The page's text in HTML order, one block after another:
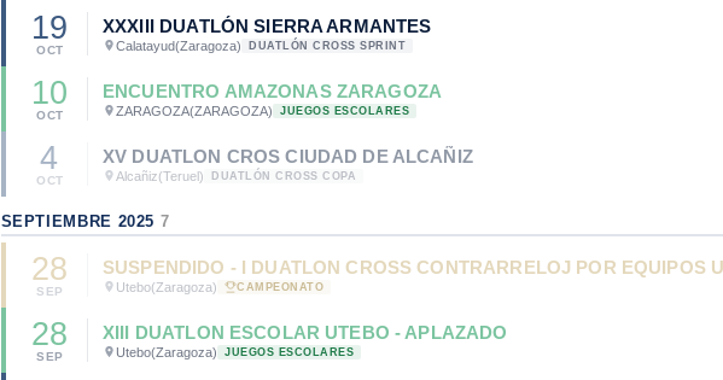
19
OCT
XXXIII DUATLÓN SIERRA ARMANTES
Calatayud(Zaragoza) DUATLÓN CROSS SPRINT
10
OCT
ENCUENTRO AMAZONAS ZARAGOZA
ZARAGOZA(ZARAGOZA) JUEGOS ESCOLARES
4
OCT
XV DUATLON CROS CIUDAD DE ALCAÑIZ
Alcañiz(Teruel) DUATLÓN CROSS COPA
SEPTIEMBRE 2025 7
28
SEP
SUSPENDIDO - I DUATLON CROSS CONTRARRELOJ POR EQUIPOS
Utebo(Zaragoza) CAMPEONATO
28
SEP
XIII DUATLON ESCOLAR UTEBO - APLAZADO
Utebo(Zaragoza) JUEGOS ESCOLARES